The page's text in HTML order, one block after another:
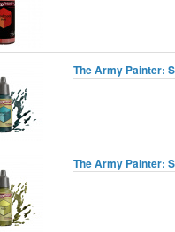
The Army Painter:
The Army Painter: